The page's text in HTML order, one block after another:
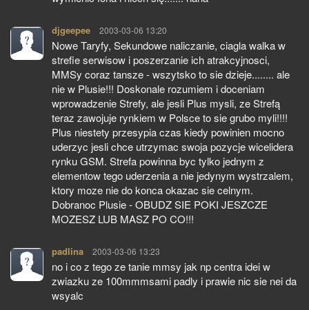
djgeepee pisze:
2003-03-06 13:20
Nowe Taryfy, Sekundowe naliczanie, ciagla walka w
strefie serwisow i poszerzanie ich atrakcyjnosci,
MMSy coraz tansze - wszytsko to sie dzieje........ ale
nie w Plusie!!! Doskonale rozumiem i doceniam
wprowadzenie Strefy, ale jesli Plus mysli, ze Strefą
teraz zawojuje rynkiem w Polsce to sie grubo myli!!!!
Plus niestety przesypia czas kiedy powinien mocno
uderzyc jesli chce utrzymac swoja pozycje wicelidera
rynku GSM. Strefa powinna byc tylko jednym z
elementow tego uderzenia a nie jedynym wystrzalem,
ktory moze nie do konca okazac sie celnym.
Dobranoc Plusie - OBUDZ SIE POKI JESZCZE
MOZESZ LUB MASZ PO CO!!!
padlina pisze:
2003-03-06 13:23
no i co z tego ze tanie mmsy jak np centra idei w
zwiazku ze 100mmmsami padly i prawie nic sie nei da
wsyalc